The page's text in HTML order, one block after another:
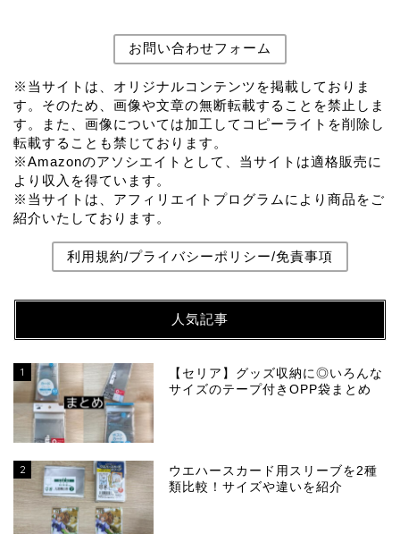
お問い合わせフォーム
※当サイトは、オリジナルコンテンツを掲載しておりま
す。そのため、画像や文章の無断転載することを禁止しま
す。また、画像については加工してコピーライトを削除し
転載することも禁じております。
※Amazonのアソシエイトとして、当サイトは適格販売に
より収入を得ています。
※当サイトは、アフィリエイトプログラムにより商品をご
紹介いたしております。
利用規約/プライバシーポリシー/免責事項
人気記事
1
【セリア】グッズ収納に◎いろんな
サイズのテープ付きOPP袋まとめ
2
ウエハースカード用スリーブを2種
類比較！サイズや違いを紹介